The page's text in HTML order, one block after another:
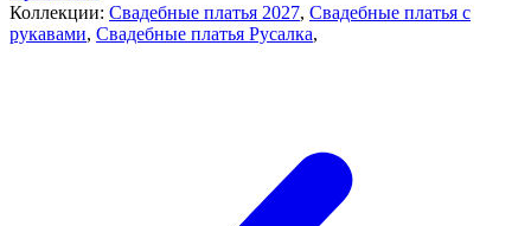
Коллекции: Свадебные платья 2027, Свадебные платья с
рукавами, Свадебные платья Русалка,